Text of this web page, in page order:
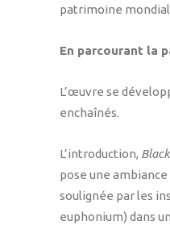
patrimoine mondial
En parcourant la
L’œuvre se
enchaînés.
L’introduction,
pose une
soulignée par les
euphonium) dans un